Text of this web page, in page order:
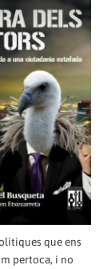
que ens
pertoca, i no